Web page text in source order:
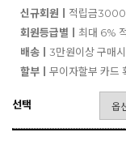
신규회원ㅣ 적립금
회원등급별ㅣ 최대 6%
배송ㅣ 3만원이상 구매
할부ㅣ 무이자할부 카드
선택